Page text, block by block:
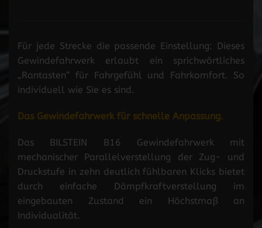
Für jede Strecke die passende Einstellung: Dieses
Gewindefahrwerk erlaubt ein sprichwörtliches
„Rantasten“ für Fahrgefühl und Fahrkomfort. So
individuell wie Sie es sind.
Das Gewindefahrwerk für schnelle Anpassung.
Das BILSTEIN B16 Gewindefahrwerk mit
mechanischer Parallelverstellung der Zug- und
Druckstufe in zehn deutlich fühlbaren Klicks bietet
durch einfache Dämpfkraftverstellung im
eingebauten Zustand ein Höchstmaß an
Individualität.